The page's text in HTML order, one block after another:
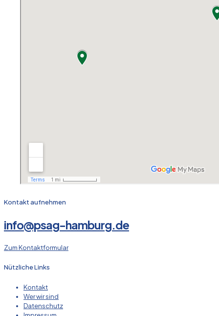
Kontakt aufnehmen
info@psag-hamburg.de
Zum Kontaktformular
Nützliche Links
Kontakt
Wer wir sind
Datenschutz